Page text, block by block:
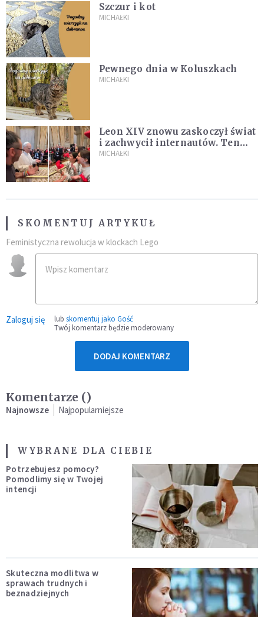
Szczur i kot
MICHAŁKI
Pewnego dnia w Koluszkach
MICHAŁKI
Leon XIV znowu zaskoczył świat
i zachwycił internautów. Ten
film ma już 22 mln wyświetleń!
MICHAŁKI
SKOMENTUJ ARTYKUŁ
Feministyczna rewolucja w klockach Lego
Zaloguj się lub skomentuj jako Gość
Twój komentarz będzie moderowany
DODAJ KOMENTARZ
Komentarze ()
Najnowsze Najpopularniejsze
WYBRANE DLA CIEBIE
Potrzebujesz pomocy?
Pomodlimy się w Twojej
intencji
Skuteczna modlitwa w
sprawach trudnych i
beznadziejnych